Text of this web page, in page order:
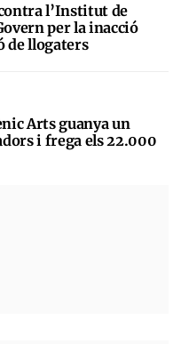
l’Institut de
per la inacció
de llogaters
Arts guanya un
i frega els 22.000